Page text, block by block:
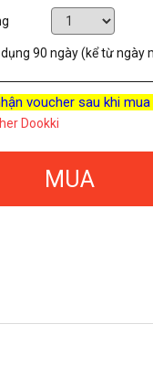
90 ngày (kể từ ngày
voucher sau khi mua
Dookki
MUA